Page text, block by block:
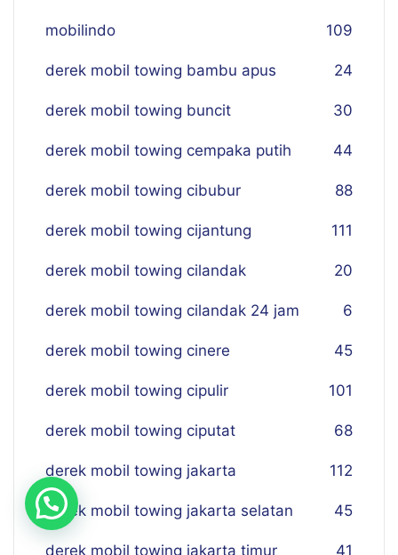
mobilindo 109
derek mobil towing bambu apus 24
derek mobil towing buncit 30
derek mobil towing cempaka putih 44
derek mobil towing cibubur 88
derek mobil towing cijantung 111
derek mobil towing cilandak 20
derek mobil towing cilandak 24 jam 6
derek mobil towing cinere 45
derek mobil towing cipulir 101
derek mobil towing ciputat 68
derek mobil towing jakarta 112
derek mobil towing jakarta selatan 45
derek mobil towing jakarta timur 41